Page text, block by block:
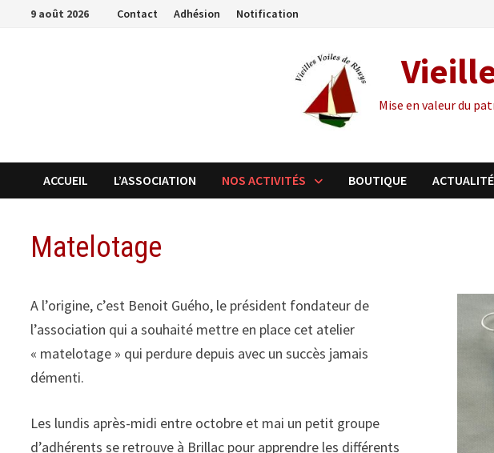
Passer9 août 2026 Contact Adhésion Notification
Mise en valeur du
ACCUEIL L’ASSOCIATION NOS ACTIVITÉS BOUTIQUE
Matelotage
A l’origine, c’est Benoit Guého, le président fondateur de
l’association qui a souhaité mettre en place cet atelier
« matelotage » qui perdure depuis avec un succès jamais
démenti.
Les lundis après-midi entre octobre et mai un petit groupe
d’adhérents se retrouve à Brillac pour apprendre les différents